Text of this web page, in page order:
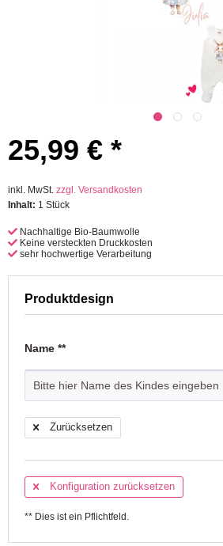
25,99 € *
inkl. MwSt. zzgl. Versandkosten
Inhalt: 1 Stück
Nachhaltige Bio-Baumwolle
Keine versteckten Druckkosten
sehr hochwertige Verarbeitung
Produktdesign
Name **
Zurücksetzen
Konfiguration zurücksetzen
** Dies ist ein Pflichtfeld.